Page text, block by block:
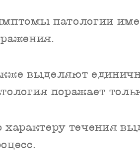
патологии
выделяют
поражает
характеру течения